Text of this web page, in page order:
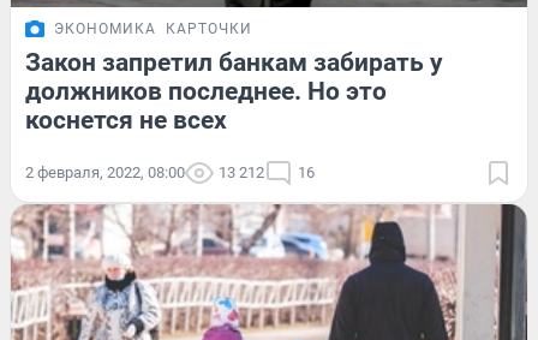
ЭКОНОМИКА КАРТОЧКИ
Закон запретил банкам забирать у
должников последнее. Но это
коснется не всех
2 февраля, 2022, 08:00 13 212 16